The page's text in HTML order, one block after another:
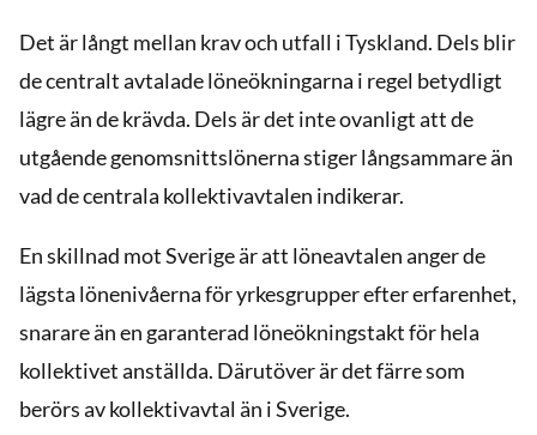
Det är långt mellan krav och utfall i Tyskland. Dels blir
de centralt avtalade löneökningarna i regel betydligt
lägre än de krävda. Dels är det inte ovanligt att de
utgående genomsnittslönerna stiger långsammare än
vad de centrala kollektivavtalen indikerar.
En skillnad mot Sverige är att löneavtalen anger de
lägsta lönenivåerna för yrkesgrupper efter erfarenhet,
snarare än en garanterad löneökningstakt för hela
kollektivet anställda. Därutöver är det färre som
berörs av kollektivavtal än i Sverige.